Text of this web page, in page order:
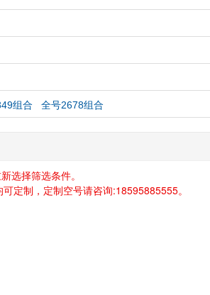
组合 全号2678组合
选择筛选条件。
定制，定制空号请咨询:18595885555。